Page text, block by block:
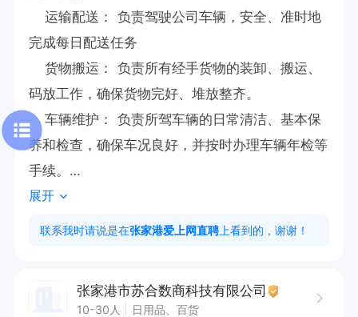
    运输配送： 负责驾驶公司车辆，安全、准时地
完成每日配送任务
    货物搬运： 负责所有经手货物的装卸、搬运、
码放工作，确保货物完好、堆放整齐。
    车辆维护： 负责所驾车辆的日常清洁、基本保
养和检查，确保车况良好，并按时办理车辆年检等
手续。
    单据交接： 配合仓库、门店管理员完成货物清
点、签收单等票据的核对与交接工作。
    持C1及以上驾驶证，实际驾龄3年以上，驾驶技
展开
联系我时请说是在张家港爱上网直聘 上看到的，谢谢！
张家港市苏合数商科技有限公司
10-30人 日用品、百货